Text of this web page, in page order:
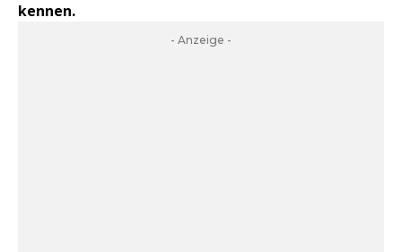
kennen.
- Anzeige -